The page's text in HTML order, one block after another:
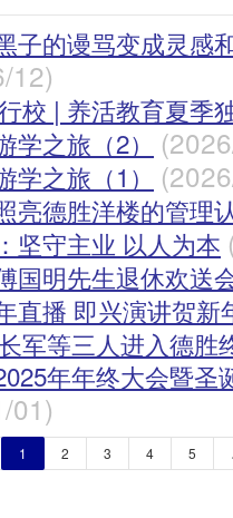
子的谩骂变成灵感
12)
校 | 养活教育夏季
学之旅（2）
学之旅（1）
亮德胜洋楼的管理
坚守主业 以人为本
国明先生退休欢送
直播 即兴演讲贺新
军等三人进入德胜
年年终大会暨圣
01)
1 2 3 4 5